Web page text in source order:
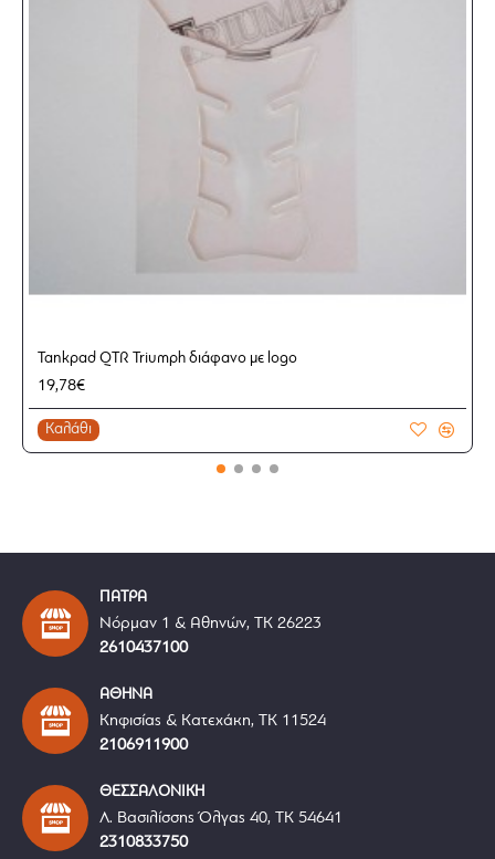
Tankpad QTR Triumph διάφανο με logo
19,78€
Καλάθι
ΠΑΤΡΑ
Νόρμαν 1 & Αθηνών, ΤΚ 26223
2610437100
ΑΘΗΝΑ
Κηφισίας & Κατεχάκη, ΤΚ 11524
2106911900
ΘΕΣΣΑΛΟΝΙΚΗ
Λ. Βασιλίσσης Όλγας 40, ΤΚ 54641
2310833750